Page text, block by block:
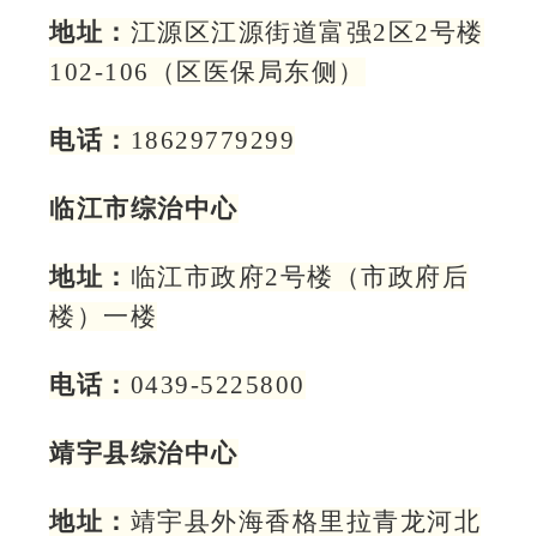
地址： 江源区江源街道富强2区2号楼
102-106（区医保局东侧）
电话： 18629779299
临江市综治中心
地址： 临江市政府2号楼（市政府后
楼）一楼
电话： 0439-5225800
靖宇县综治中心
地址： 靖宇县外海香格里拉青龙河北